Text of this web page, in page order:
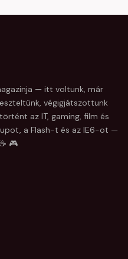
— itt voltunk, már
végigjátszottunk
az IT, gaming, film és
a Flash-t és az IE6-ot —
🎮